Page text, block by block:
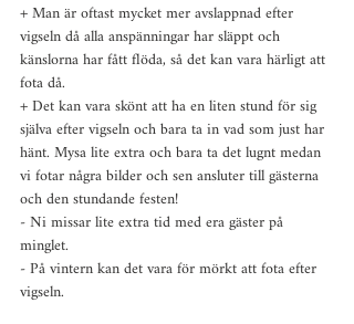
+ Man är oftast mycket mer avslappnad efter
vigseln då alla anspänningar har släppt och
känslorna har fått flöda, så det kan vara härligt att
fota då.
+ Det kan vara skönt att ha en liten stund för sig
själva efter vigseln och bara ta in vad som just har
hänt. Mysa lite extra och bara ta det lugnt medan
vi fotar några bilder och sen ansluter till gästerna
och den stundande festen!
- Ni missar lite extra tid med era gäster på
minglet.
- På vintern kan det vara för mörkt att fota efter
vigseln.